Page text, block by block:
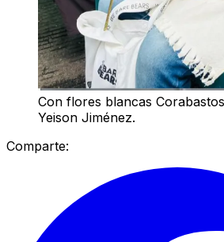
Con flores blancas
Yeison Jiménez.
Comparte: